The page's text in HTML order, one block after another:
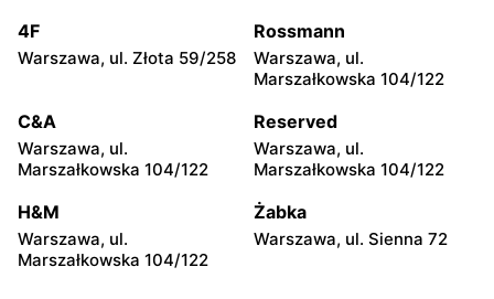
Jysk Jysk
Garwolin, ul. Trakt Lwowski
Jysk
Płońsk, ul. Warszawska 59
Jysk
Skierniewice, ul. Jana III
Jysk
Rawa Mazowiecka, ul.
Jysk
4F
Warszawa, ul. Złota 59/258
Rossmann
Warszawa, ul.
Marszałkowska 104/122
C&A
Warszawa, ul.
Marszałkowska 104/122
Reserved
Warszawa, ul.
Marszałkowska 104/122
H&M
Warszawa, ul.
Marszałkowska 104/122
Żabka
Warszawa, ul. Sienna 72